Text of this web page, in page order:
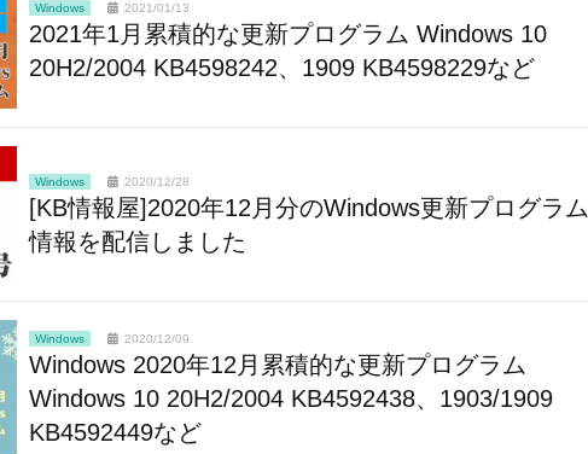
Windows 2021/01/13
2021年1月累積的な更新プログラム Windows 10
20H2/2004 KB4598242、1909 KB4598229など
Windows 2020/12/28
[KB情報屋]2020年12月分のWindows更新プログラム
情報を配信しました
Windows 2020/12/09
Windows 2020年12月累積的な更新プログラム
Windows 10 20H2/2004 KB4592438、1903/1909
KB4592449など